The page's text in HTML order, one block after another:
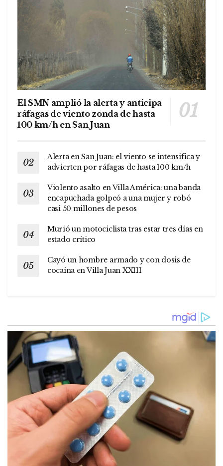
El SMN amplió la alerta y anticipa
ráfagas de viento zonda de hasta
100 km/h en San Juan
Alerta en San Juan: el viento se intensifica y
advierten por ráfagas de hasta 100 km/h
Violento asalto en Villa América: una banda
encapuchada golpeó a una mujer y robó
casi 50 millones de pesos
Murió un motociclista tras estar tres días en
estado crítico
Cayó un hombre armado y con dosis de
cocaína en Villa Juan XXIII